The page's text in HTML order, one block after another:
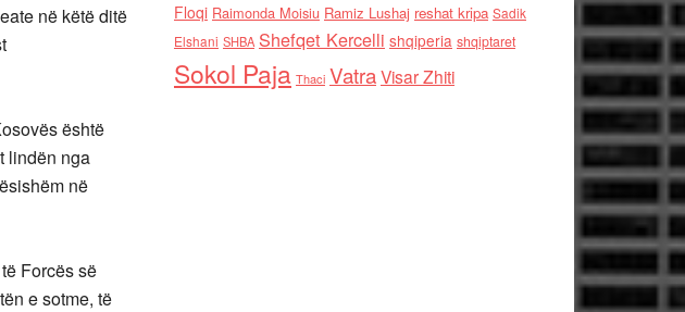
në këtë ditë
është
lindën nga
në
Forcës së
e sotme, të
Floqi Raimonda Moisiu Ramiz Lushaj reshat kripa Sadik
Elshani SHBA Shefqet Kercelli shqiperia shqiptaret
Sokol Paja Thaci VatraVisar Zhiti